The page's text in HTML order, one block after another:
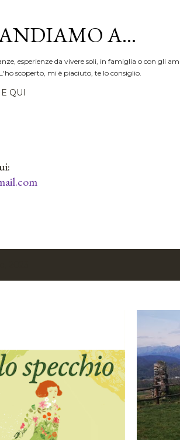
A...
esperienze da vivere soli, in famiglia o con gli
scoperto, mi è piaciuto, te lo consiglio.
QUI